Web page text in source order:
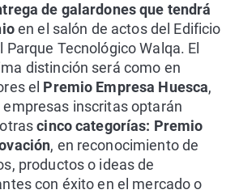
de galardones que tendrá
en el salón de actos del Edificio
Parque Tecnológico Walqa. El
distinción será como en
el Premio Empresa Huesca,
inscritas optarán
cinco categorías: Premio
, en reconocimiento de
productos o ideas de
con éxito en el mercado o